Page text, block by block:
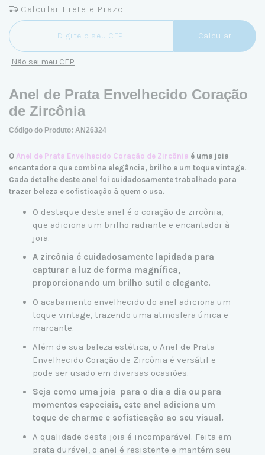
Calcular Frete e Prazo
Entregas para o CEP:
Calcular
Não sei meu CEP
Anel de Prata Envelhecido Coração
de Zircônia
Código do Produto: AN26324
O Anel de Prata Envelhecido Coração de Zircônia é uma joia
encantadora que combina elegância, brilho e um toque vintage.
Cada detalhe deste anel foi cuidadosamente trabalhado para
trazer beleza e sofisticação à quem o usa.
O destaque deste anel é o coração de zircônia,
que adiciona um brilho radiante e encantador à
joia.
A zircônia é cuidadosamente lapidada para
capturar a luz de forma magnífica,
proporcionando um brilho sutil e elegante.
O acabamento envelhecido do anel adiciona um
toque vintage, trazendo uma atmosfera única e
marcante.
Além de sua beleza estética, o Anel de Prata
Envelhecido Coração de Zircônia é versátil e
pode ser usado em diversas ocasiões.
Seja como uma joia para o dia a dia ou para
momentos especiais, este anel adiciona um
toque de charme e sofisticação ao seu visual.
A qualidade desta joia é incomparável. Feita em
prata durável, o anel é resistente e mantém seu